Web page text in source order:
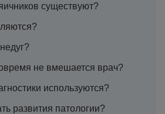
существуют?
не вмешается врач?
используются?
развития патологии?